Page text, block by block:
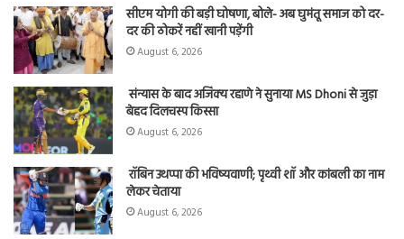
सीएम योगी की बड़ी घोषणा, बोले- अब घुमंतू समाज को दर-
दर की ठोकरें नहीं खानी पड़ेंगी
August 6, 2026
संन्यास के बाद अजिंक्‍य रहाणे ने सुनाया MS Dhoni से जुड़ा
बेहद दिलचस्प किस्सा
August 6, 2026
रॉबिन उथप्पा की भविष्यवाणी; पृथ्वी शॉ और कांबली का नाम
लेकर चेताया
August 6, 2026